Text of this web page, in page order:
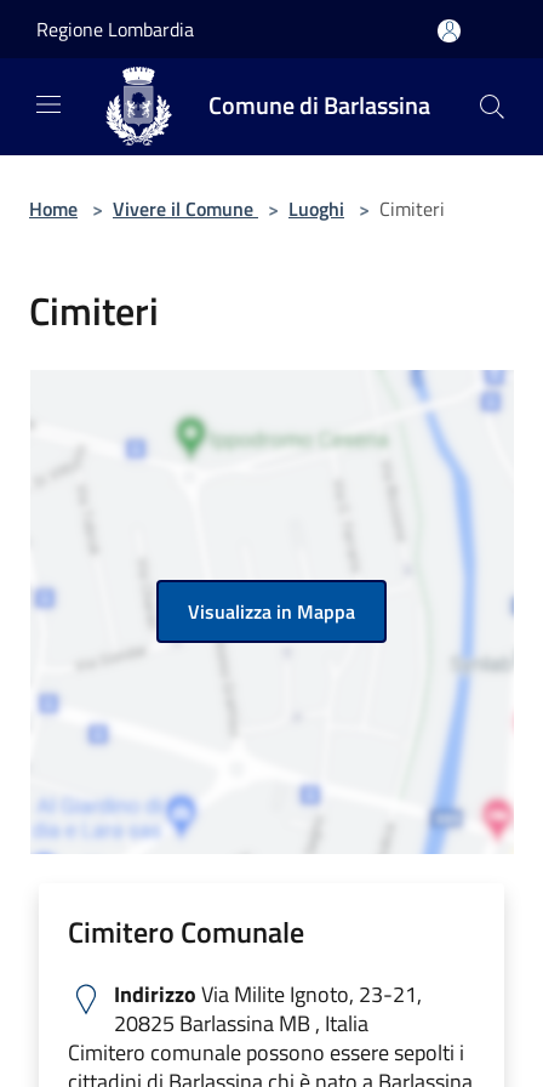
Regione Lombardia
Comune di Barlassina
Home > Vivere il Comune > Luoghi > Cimiteri
Cimiteri
Visualizza in Mappa
Cimitero Comunale
IndirizzoVia Milite Ignoto, 23-21,
20825 Barlassina MB , Italia
Cimitero comunale possono essere sepolti i